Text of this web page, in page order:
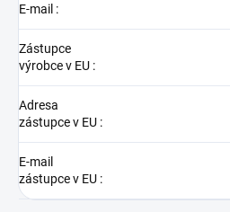
E-mail :
Zástupce
výrobce v EU :
Adresa
zástupce v EU :
E-mail
zástupce v EU :